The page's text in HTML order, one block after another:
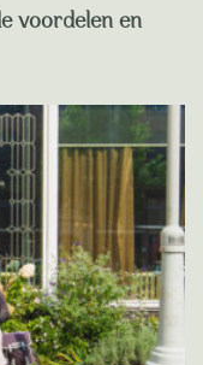
voordelen en